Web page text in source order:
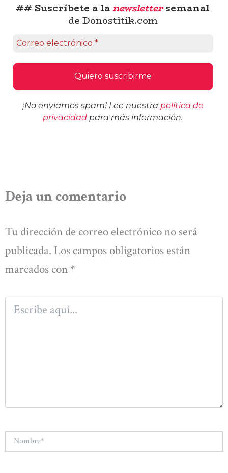
## Suscríbete a lanewslettersemanal
de Donostitik.com
¡No enviamos spam! Lee nuestra política de
privacidad para más información.
Deja un comentario
Tu dirección de correo electrónico no será
publicada. Los campos obligatorios están
marcados con *
Escribe
aquí...
Nombre*